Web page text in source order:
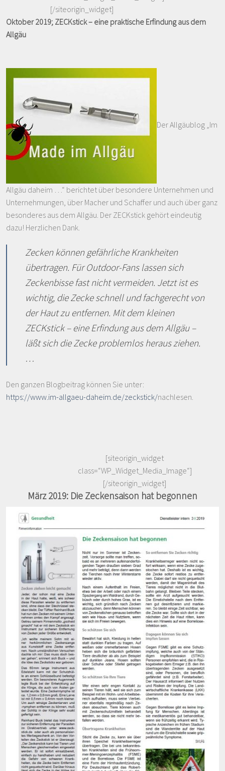
[/siteorigin_widget]
Oktober 2019; ZECKstick – eine praktische Erfindung aus dem
Allgäu
Der Allgäublog „Im
Allgäu daheim …“ berichtet über besondere Unternehmen und
Unternehmungen, über Macher und Schaffer und auch über ganz
besonderes aus dem Allgäu. Der ZECKstick gehört eindeutig
dazu! Herzlichen Dank.
Zecken können gefährliche Krankheiten
übertragen. Für Outdoor-Fans lassen sich
Zeckenbisse fast nicht vermeiden. Jetzt ist es
wichtig, die Zecke schnell und fachgerecht von
der Haut zu entfernen. Mit dem kleinen
ZECKstick – eine Erfindung aus dem Allgäu –
läßt sich die Zecke problemlos heraus ziehen.
…
Den ganzen Blogbeitrag können Sie unter:
https://www.im-allgaeu-daheim.de/zeckstick/nachlesen.
[siteorigin_widget
class=“WP_Widget_Media_Image“]
[/siteorigin_widget]
März 2019: Die Zeckensaison hat begonnen